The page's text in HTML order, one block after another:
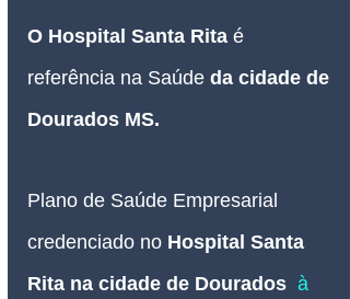
O Hospital Santa Rita é
referência na Saúde da cidade de
Dourados MS.
Plano de Saúde Empresarial
credenciado no Hospital Santa
Rita na cidade de Dourados à